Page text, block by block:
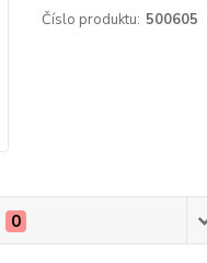
Číslo produktu: 500605
0